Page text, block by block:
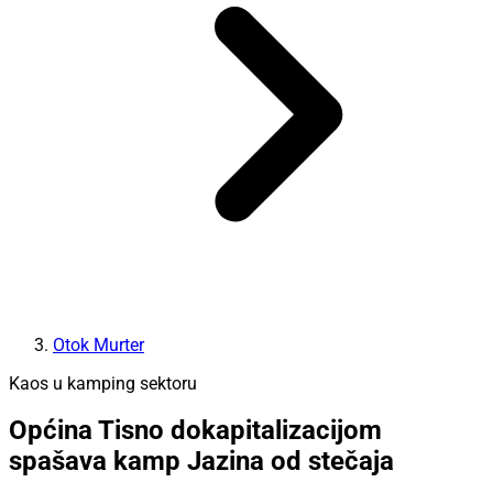
Otok Murter
Kaos u kamping sektoru
Općina Tisno dokapitalizacijom
spašava kamp Jazina od stečaja